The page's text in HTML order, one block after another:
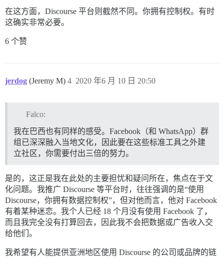
在这方面，Discourse 平台则截然不同。你拥有控制权。有时
这确实非常必要。
6 个赞
jerdog (Jeremy M) 2020 年6 月 10 日 20:50
4
Falco:
我在巴西也有同样的感受。Facebook（和 WhatsApp）群
组已深深融入当地文化，因此要在这些标准工具之外建
立社区，你需要付出三倍的努力。
是的，这正是我在此处的主要担忧和疑问所在，焦点在于文
化问题。我推广 Discourse 等平台时，往往强调的是“使用
Discourse，你拥有数据控制权”，但对他而言，他对 Facebook
有着某种迷恋。我个人已经 18 个月没有使用 Facebook 了，
而且我完全没有打算回去，因此我不会把数据或广告收入交
给他们。
我希望有人能提供亚洲地区使用 Discourse 的公司或品牌的链